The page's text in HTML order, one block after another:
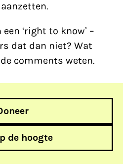
‘right to know’ –
dat dan niet? Wat
comments weten.
de hoogte